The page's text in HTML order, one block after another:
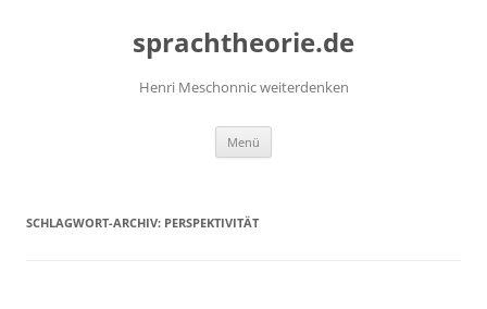
sprachtheorie.de
Henri Meschonnic weiterdenken
Menü
SCHLAGWORT-ARCHIV: PERSPEKTIVITÄT